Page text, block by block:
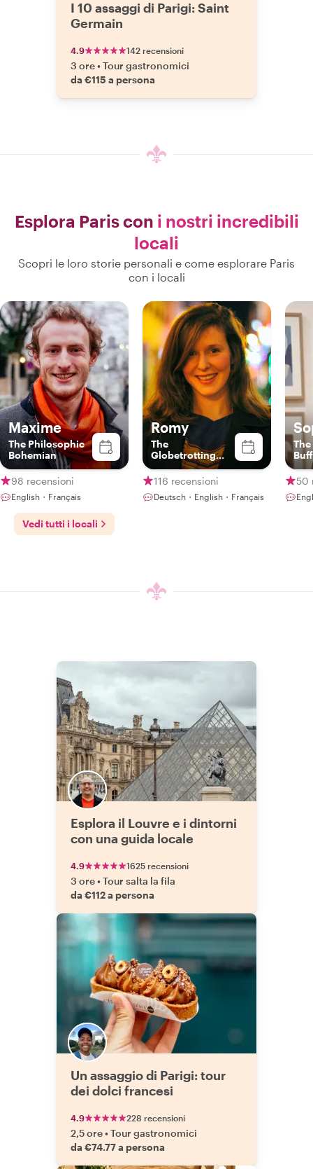
I 10 assaggi di Parigi: Saint
Germain
4.9 142 recensioni
3 ore•Tour gastronomici
da €115 a persona
Esplora Paris con i nostri incredibili
locali
Scopri le loro storie personali e come esplorare Paris
con i locali
Maxime
The Philosophic
Bohemian
98 recensioni
English・Français
Romy
The
Globetrotting
Gourmet
116 recensioni
Deutsch・English・Français
Buff
50
Vedi tutti i locali
Esplora il Louvre e i dintorni
con una guida locale
4.9 1625 recensioni
3 ore•Tour salta la fila
da €112 a persona
Un assaggio di Parigi: tour
dei dolci francesi
4.9 228 recensioni
2,5 ore•Tour gastronomici
da €74.77 a persona